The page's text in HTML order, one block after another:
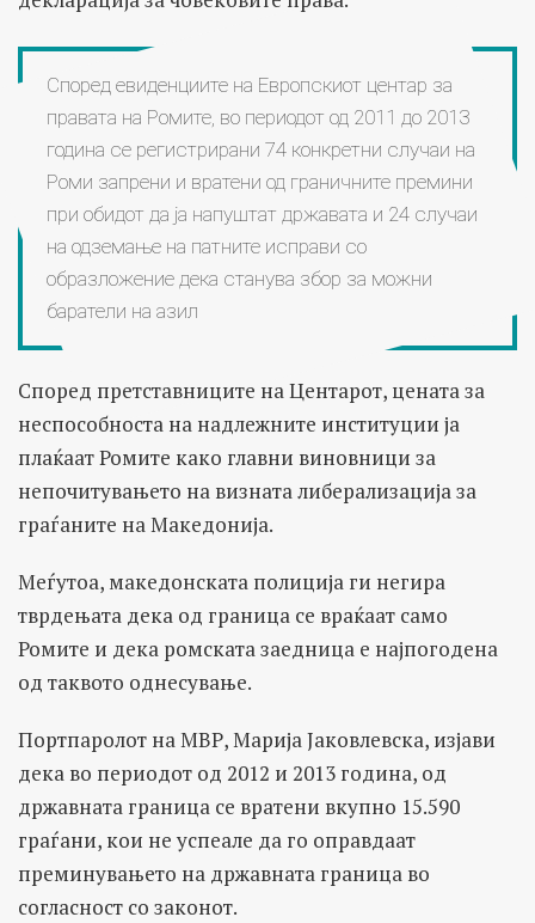
Според евиденциите на Европскиот центар за
правата на Ромите, во периодот од 2011 до 2013
година се регистрирани 74 конкретни случаи на
Роми запрени и вратени од граничните премини
при обидот да ја напуштат државата и 24 случаи
на одземање на патните исправи со
образложение дека станува збор за можни
баратели на азил
Според претставниците на Центарот, цената за
неспособноста на надлежните институции ја
плаќаат Ромите како главни виновници за
непочитувањето на визната либерализација за
граѓаните на Македонија.
Меѓутоа, македонската полиција ги негира
тврдењата дека од граница се враќаат само
Ромите и дека ромската заедница е најпогодена
од таквото однесување.
Портпаролот на МВР, Марија Јаковлевска, изјави
дека во периодот од 2012 и 2013 година, од
државната граница се вратени вкупно 15.590
граѓани, кои не успеале да го оправдаат
преминувањето на државната граница во
согласност со законот.